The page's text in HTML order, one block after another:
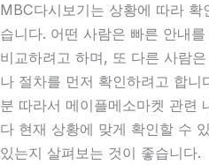
MBC다시보기는 상황에 따라
습니다. 어떤 사람은 빠른 안내
비교하려고 하며, 또 다른 사람
나 절차를 먼저 확인하려고 합
분 따라서 메이플메소마켓 관련
다 현재 상황에 맞게 확인할 수
있는지 살펴보는 것이 좋습니다.